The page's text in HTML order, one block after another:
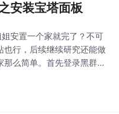
安装宝塔面板
安置一个家就完了？不可
也行，后续继续研究还能做
么简单。首先登录黑群晖
装cnetos6打开docker，